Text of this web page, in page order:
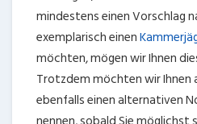
mindestens einen Vorschlag
exemplarisch einen
möchten, mögen wir Ihnen
Trotzdem möchten wir Ihnen
ebenfalls einen alternativen